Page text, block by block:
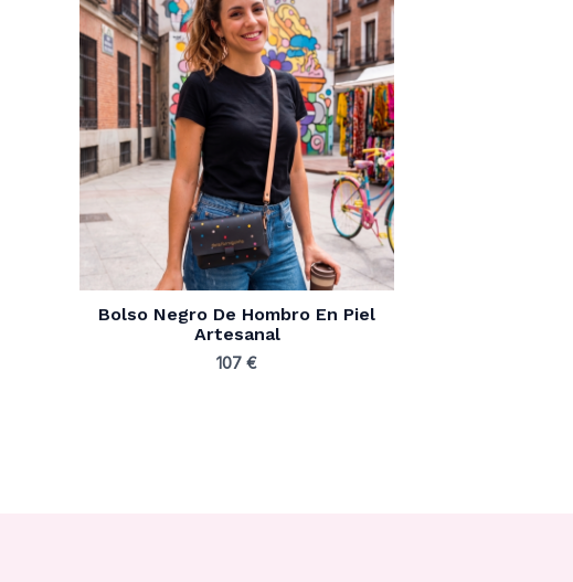
Bolso Negro De Hombro En Piel
Artesanal
107 €